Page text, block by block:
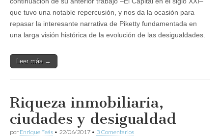
que tuvo una notable repercusión, y nos da la ocasión para
repasar la interesante narrativa de Piketty fundamentada en
una larga visión histórica de la evolución de las desigualdades.
Leer más →
Riqueza inmobiliaria,
ciudades y desigualdad
por Enrique Feás • 22/06/2017 • 3 Comentarios